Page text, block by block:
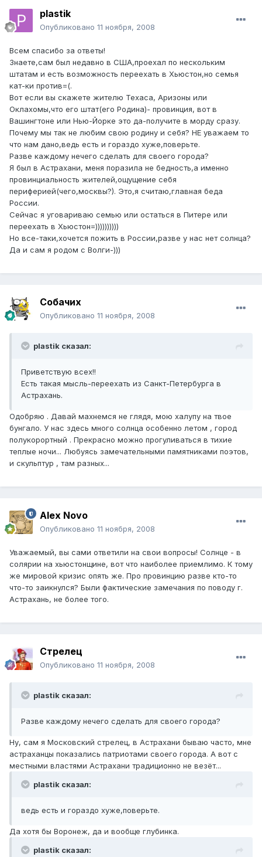
plastik
Опубликовано 11 ноября, 2008
Всем спасибо за ответы!
Знаете,сам был недавно в США,проехал по нескольким
штатам и есть возможность переехать в Хьюстон,но семья
кат-ки против=(.
Вот если вы скажете жителю Техаса, Аризоны или
Оклахомы,что его штат(его Родина)- провинция, вот в
Вашингтоне или Нью-Йорке это да-получите в морду сразу.
Почему мы так не любим свою родину и себя? НЕ уважаем то
что нам дано,ведь есть и гораздо хуже,поверьте.
Разве каждому нечего сделать для своего города?
Я был в Астрахани, меня поразила не бедность,а именно
провинциальность жителей,ощущение себя
периферией(чего,москвы?). Это,я считаю,главная беда
России.
Сейчас я уговариваю семью или остаться в Питере или
переехать в Хьюстон=))))))))))
Но все-таки,хочется пожить в России,разве у нас нет солнца?
Да и сам я родом с Волги-)))
Собачих
Опубликовано 11 ноября, 2008
plastik сказал:
Приветствую всех!!
Есть такая мысль-переехать из Санкт-Петербурга в
Астрахань.
Одобряю . Давай махнемся не глядя, мою халупу на твое
бунгало. У нас здесь много солнца особенно летом , город
полукорортный . Прекрасно можно прогуливаться в тихие
теплые ночи... Любуясь замечательными памятниками поэтов,
и скульптур , там разных...
Alex Novo
Опубликовано 11 ноября, 2008
Уважаемый, вы сами ответили на свои вопросы! Солнце - в
солярии на хьюстонщине, вот что наиболее приемлимо. К тому
же мировой кризис опять же. Про провинцию разве кто-то
что-то заикнулся? Были фактические замечания по поводу г.
Астрахань, не более того.
Стрелец
Опубликовано 11 ноября, 2008
plastik сказал:
Разве каждому нечего сделать для своего города?
Ну, сам я Московский стрелец, в Астрахани бываю часто, мне
астраханцы показались патриотами своего города. А вот с
местными властями Астрахани традиционно не везёт...
plastik сказал:
ведь есть и гораздо хуже,поверьте.
Да хотя бы Воронеж, да и вообще глубинка.
plastik сказал: